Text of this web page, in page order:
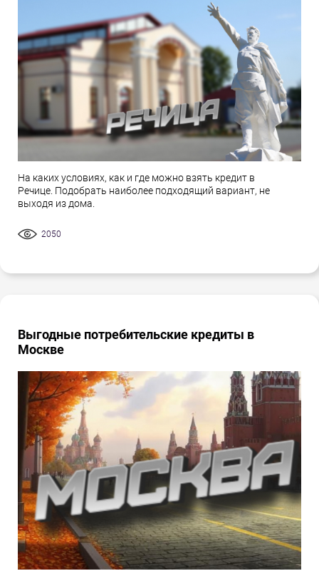
На каких условиях, как и где можно взять кредит в
Речице. Подобрать наиболее подходящий вариант, не
выходя из дома.
2050
Выгодные потребительские кредиты в
Москве